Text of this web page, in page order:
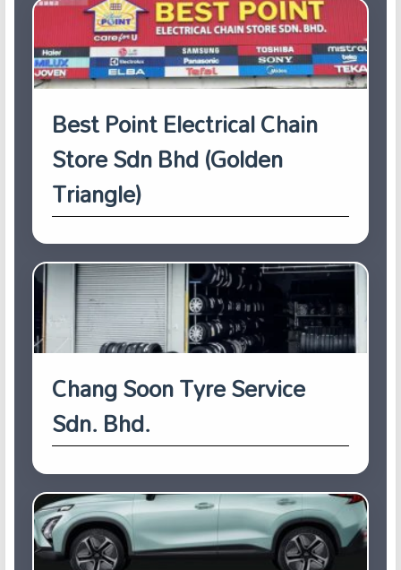
Best Point Electrical Chain
Store Sdn Bhd (Golden
Triangle)
Chang Soon Tyre Service
Sdn. Bhd.